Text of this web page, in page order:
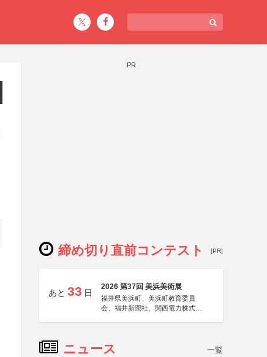
PR
締め切り直前コンテスト [PR]
あと 33 日
2026 第37回 美浜美術展
福井県美浜町、美浜町教育委員
会、福井新聞社、関西電力株式会
ニュース 一覧